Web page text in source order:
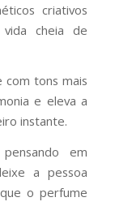
criativos
cheia de
com tons mais
e eleva a
instante.
em
a pessoa
o perfume